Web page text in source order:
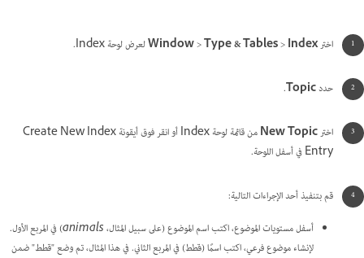
اختر Window>Type & Tables>Index لعرض لوحة Index.
حددTopic
.
اخترNew Topic
من قائمة لوحة Index أو انقر فوق أيقونة Create New Index
Entry في أسفل اللوحة.
قم بتنفيذ أحد الإجراءات التالية:
أسفل مستويات الموضوع، اكتب اسم الموضوع (على سبيل المثال،animals) في المربع الأول.
لإنشاء موضوع فرعي، اكتب اسمًا (قطط) في المربع الثاني. في هذا المثال، تم وضع "قطط" ضمن